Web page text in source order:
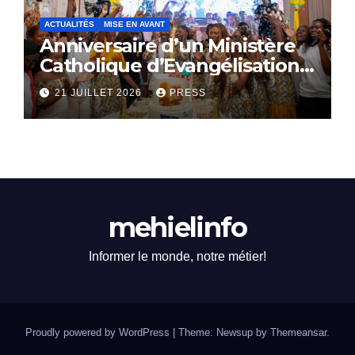
ACTUALITÉS MISE EN AVANT
Anniversaire d’un Ministère
Catholique d’Evangélisation:
Le SACERDOCE ROYAL
célèbre ses 16 ans
d’existence
21 JUILLET 2026 PRESS
mehielinfo
Informer le monde, notre métier!
Proudly powered by WordPress Theme: Newsup by Themeansar.